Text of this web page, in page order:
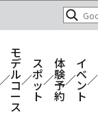
モ
デ
ル
コ
ー
ス
ス
ポ
ッ
ト
体
験
予
約
イ
ベ
ン
ト